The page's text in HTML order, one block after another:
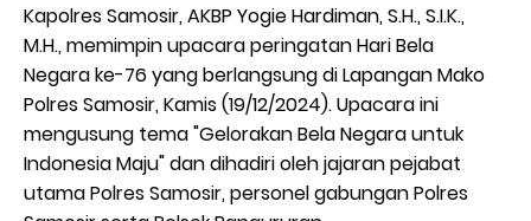
Kapolres Samosir, AKBP Yogie Hardiman, S.H., S.I.K.,
M.H., memimpin upacara peringatan Hari Bela
Negara ke-76 yang berlangsung di Lapangan Mako
Polres Samosir, Kamis (19/12/2024). Upacara ini
mengusung tema "Gelorakan Bela Negara untuk
Indonesia Maju" dan dihadiri oleh jajaran pejabat
utama Polres Samosir, personel gabungan Polres